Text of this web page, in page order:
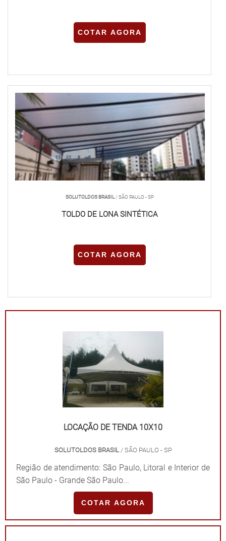
COTAR AGORA
SOLUTOLDOS BRASIL/ SÃO PAULO - SP
TOLDO DE LONA SINTÉTICA
COTAR AGORA
LOCAÇÃO DE TENDA 10X10
SOLUTOLDOS BRASIL / SÃO PAULO - SP
Região de atendimento: São Paulo, Litoral e Interior de
São Paulo - Grande São Paulo...
COTAR AGORA